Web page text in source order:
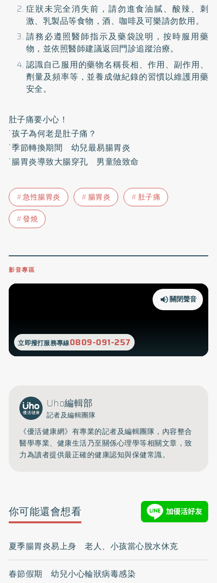
症狀未完全消失前，請勿進食油膩、酸辣、刺
激、乳製品等食物，酒、咖啡及可樂請勿飲用。
請務必遵照醫師指示及藥袋說明，按時服用藥
物，並依照醫師建議返回門診追蹤治療。
認識自己服用的藥物名稱長相、作用、副作用、
劑量及頻率等，並養成做紀錄的習慣以維護用藥
安全。
肚子痛要小心！
˙孩子為何老是肚子痛？
˙季節轉換期間 幼兒最易腸胃炎
˙腸胃炎導致大腸穿孔 男童險致命
急性腸胃炎 腸胃炎
肚子痛
發燒
影音專區
立即撥打服務專線0809-091-257
關閉聲音
Uho編輯部
記者及編輯團隊
《優活健康網》有專業的記者及編輯團隊，內容整合
醫學專業、健康生活乃至關係心理學等相關文章，致
力為讀者提供最正確的健康認知與保健常識。
你可能還會想看
夏季腸胃炎易上身 老人、小孩當心脫水休克
春節假期 幼兒小心輪狀病毒感染